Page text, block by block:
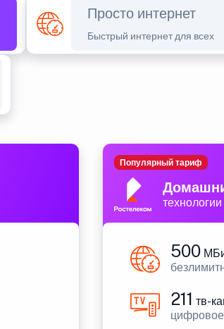
Просто интернет
Быстрый интернет для всех
Популярный тариф
500
211 тв-